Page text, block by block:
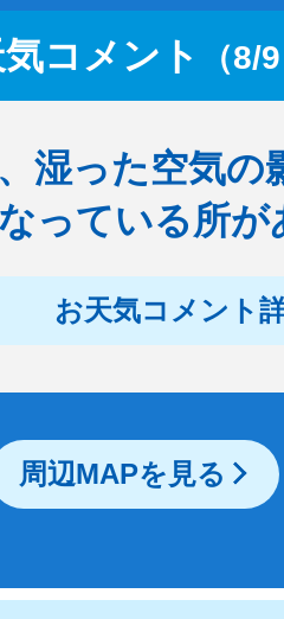
コメント （8/
湿った空気の
っている所
お天気コメント
周辺MAPを見る